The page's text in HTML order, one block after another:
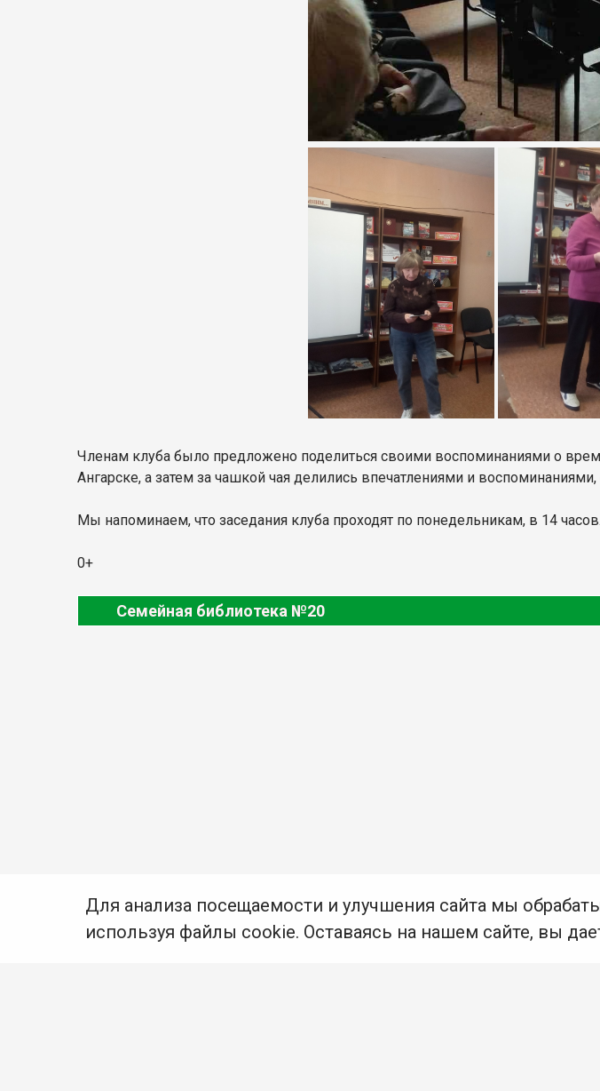
Членам клуба было предложено поделиться своими воспоминаниями о
Ангарске, а затем за чашкой чая делились впечатлениями и
Мы напоминаем, что заседания клуба проходят по понедельникам, в 14
0+
Семейная библиотека №20
Для анализа посещаемости и улучшения сайта мы
используя файлы cookie. Оставаясь на нашем сайте, вы